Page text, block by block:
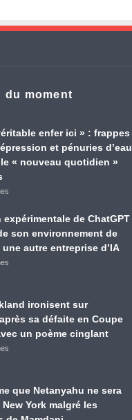
du moment
enfer ici » : frappes
et pénuries d’eau
« nouveau quotidien »
expérimentale de ChatGPT
son environnement de
autre entreprise d’IA
ironisent sur
sa défaite en Coupe
un poème cinglant
que Netanyahu ne sera
York malgré les